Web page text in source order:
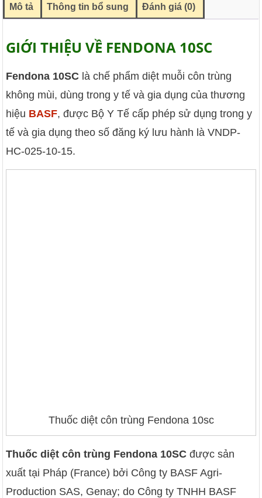
Mô tả Thông tin bổ sung Đánh giá (0)
GIỚI THIỆU VỀ FENDONA 10SC
Fendona 10SC là chế phẩm diệt muỗi côn trùng
không mùi, dùng trong y tế và gia dụng của thương
hiệu BASF, được Bộ Y Tế cấp phép sử dụng trong y
tế và gia dụng theo số đăng ký lưu hành là VNDP-
HC-025-10-15.
Thuốc diệt côn trùng Fendona 10sc
Thuốc diệt côn trùng Fendona 10SC được sản
xuất tại Pháp (France) bởi Công ty BASF Agri-
Production SAS, Genay; do Công ty TNHH BASF